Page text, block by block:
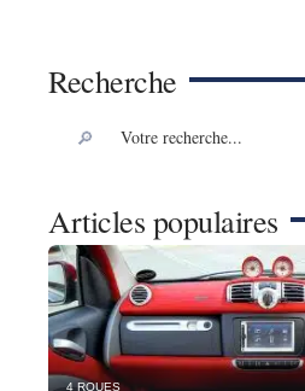
Recherche
Articles populaires
4 ROUES